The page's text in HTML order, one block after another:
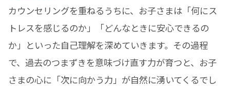
カウンセリングを重ねるうちに、お子さまは「何にス
トレスを感じるのか」「どんなときに安心できるの
か」といった自己理解を深めていきます。その過程
で、過去のつまずきを意味づけ直す力が育つと、お子
さまの心に「次に向かう力」が自然に湧いてくるでし